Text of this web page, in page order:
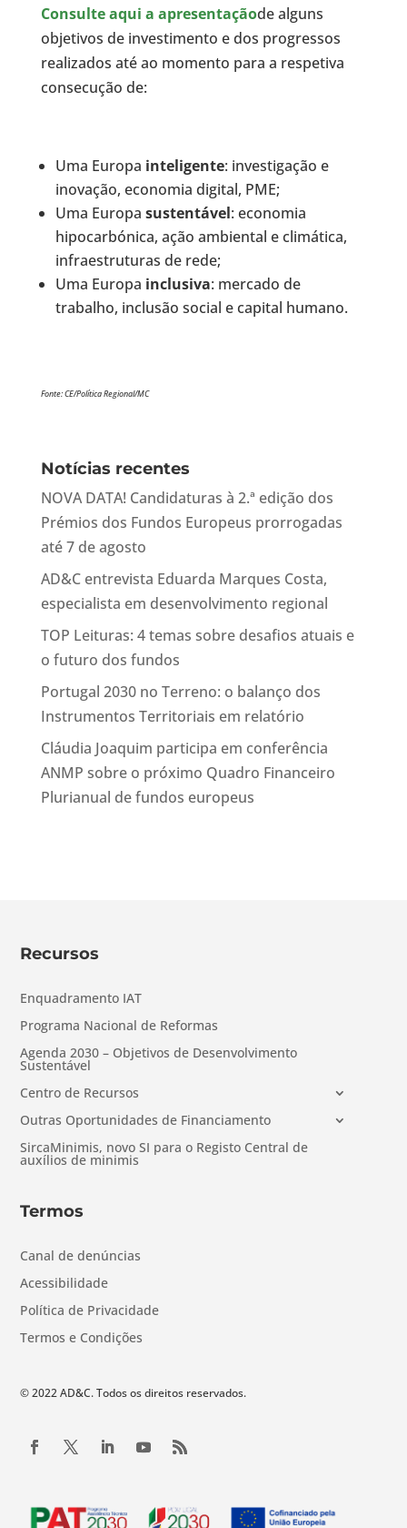
Consulte aqui a apresentaçãode alguns
objetivos de investimento e dos progressos
realizados até ao momento para a respetiva
consecução de:
Uma Europa inteligente: investigação e
inovação, economia digital, PME;
Uma Europa sustentável: economia
hipocarbónica, ação ambiental e climática,
infraestruturas de rede;
Uma Europa inclusiva: mercado de
trabalho, inclusão social e capital humano.
Fonte: CE/Política Regional/MC
Notícias recentes
NOVA DATA! Candidaturas à 2.ª edição dos
Prémios dos Fundos Europeus prorrogadas
até 7 de agosto
AD&C entrevista Eduarda Marques Costa,
especialista em desenvolvimento regional
TOP Leituras: 4 temas sobre desafios atuais e
o futuro dos fundos
Portugal 2030 no Terreno: o balanço dos
Instrumentos Territoriais em relatório
Cláudia Joaquim participa em conferência
ANMP sobre o próximo Quadro Financeiro
Plurianual de fundos europeus
Recursos
Enquadramento IAT
Programa Nacional de Reformas
Agenda 2030 – Objetivos de Desenvolvimento
Sustentável
Centro de Recursos
Outras Oportunidades de Financiamento
SircaMinimis, novo SI para o Registo Central de
auxílios de minimis
Termos
Canal de denúncias
Acessibilidade
Política de Privacidade
Termos e Condições
© 2022 AD&C. Todos os direitos reservados.